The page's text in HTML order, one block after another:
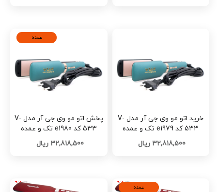
خرید اتو مو وی جی آر مدل V-
533 کد e1979 تک و عمده
32,818,500 ریال
عمده
پخش اتو مو وی جی آر مدل V-
533 کد e1980 تک و عمده
32,818,500 ریال
عمده